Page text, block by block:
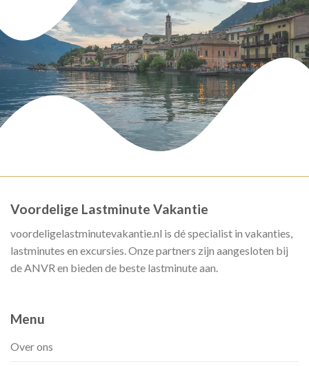
Voordelige Lastminute Vakantie
voordeligelastminutevakantie.nl is dé specialist in vakanties,
lastminutes en excursies. Onze partners zijn aangesloten bij
de ANVR en bieden de beste lastminute aan.
Menu
Over ons